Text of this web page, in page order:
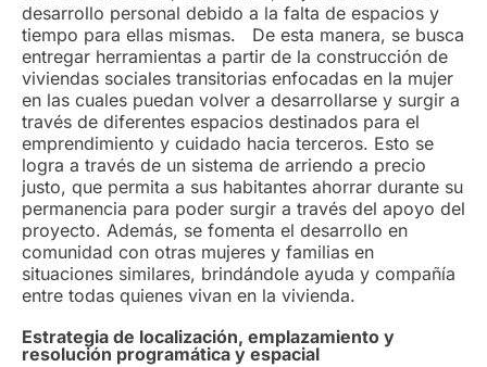
desarrollo personal debido a la falta de espacios y
tiempo para ellas mismas. De esta manera, se busca
entregar herramientas a partir de la construcción de
viviendas sociales transitorias enfocadas en la mujer
en las cuales puedan volver a desarrollarse y surgir a
través de diferentes espacios destinados para el
emprendimiento y cuidado hacia terceros. Esto se
logra a través de un sistema de arriendo a precio
justo, que permita a sus habitantes ahorrar durante su
permanencia para poder surgir a través del apoyo del
proyecto. Además, se fomenta el desarrollo en
comunidad con otras mujeres y familias en
situaciones similares, brindándole ayuda y compañía
entre todas quienes vivan en la vivienda.
Estrategia de localización, emplazamiento y
resolución programática y espacial